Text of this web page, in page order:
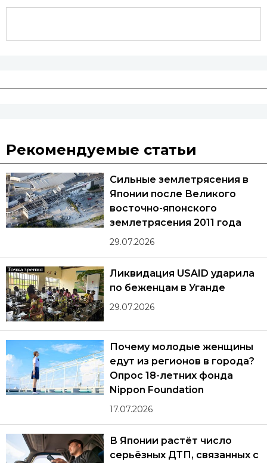
Рекомендуемые статьи
Сильные землетрясения в
Японии после Великого
восточно-японского
землетрясения 2011 года
29.07.2026
Ликвидация USAID ударила
по беженцам в Уганде
29.07.2026
Почему молодые женщины
едут из регионов в города?
Опрос 18-летних фонда
Nippon Foundation
17.07.2026
В Японии растёт число
серьёзных ДТП, связанных с